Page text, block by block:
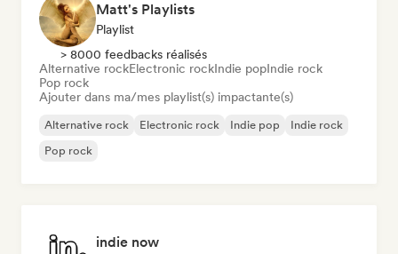
Matt's Playlists
Playlist
> 8000 feedbacks réalisés
Alternative rockElectronic rockIndie popIndie rock
Pop rock
Ajouter dans ma/mes playlist(s) impactante(s)
Alternative rock Electronic rock Indie pop
Indie rock
Pop rock
indie now